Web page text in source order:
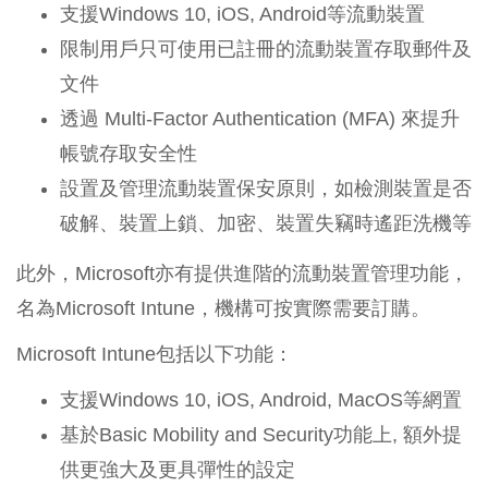
支援Windows 10, iOS, Android等流動裝置
限制用戶只可使用已註冊的流動裝置存取郵件及
文件
透過 Multi-Factor Authentication (MFA) 來提升
帳號存取安全性
設置及管理流動裝置保安原則，如檢測裝置是否
破解、裝置上鎖、加密、裝置失竊時遙距洗機等
此外，Microsoft亦有提供進階的流動裝置管理功能，
名為Microsoft Intune，機構可按實際需要訂購。
Microsoft Intune包括以下功能：
支援Windows 10, iOS, Android, MacOS等網置
基於Basic Mobility and Security功能上, 額外提
供更強大及更具彈性的設定